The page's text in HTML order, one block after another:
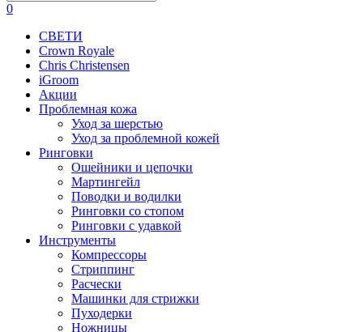
0
СВЕТИ
Crown Royale
Chris Christensen
iGroom
Акции
Проблемная кожа
Уход за шерстью
Уход за проблемной кожей
Ринговки
Ошейники и цепочки
Мартингейл
Поводки и водилки
Ринговки со стопом
Ринговки с удавкой
Инструменты
Компрессоры
Стриппинг
Расчески
Машинки для стрижки
Пуходерки
Ножницы